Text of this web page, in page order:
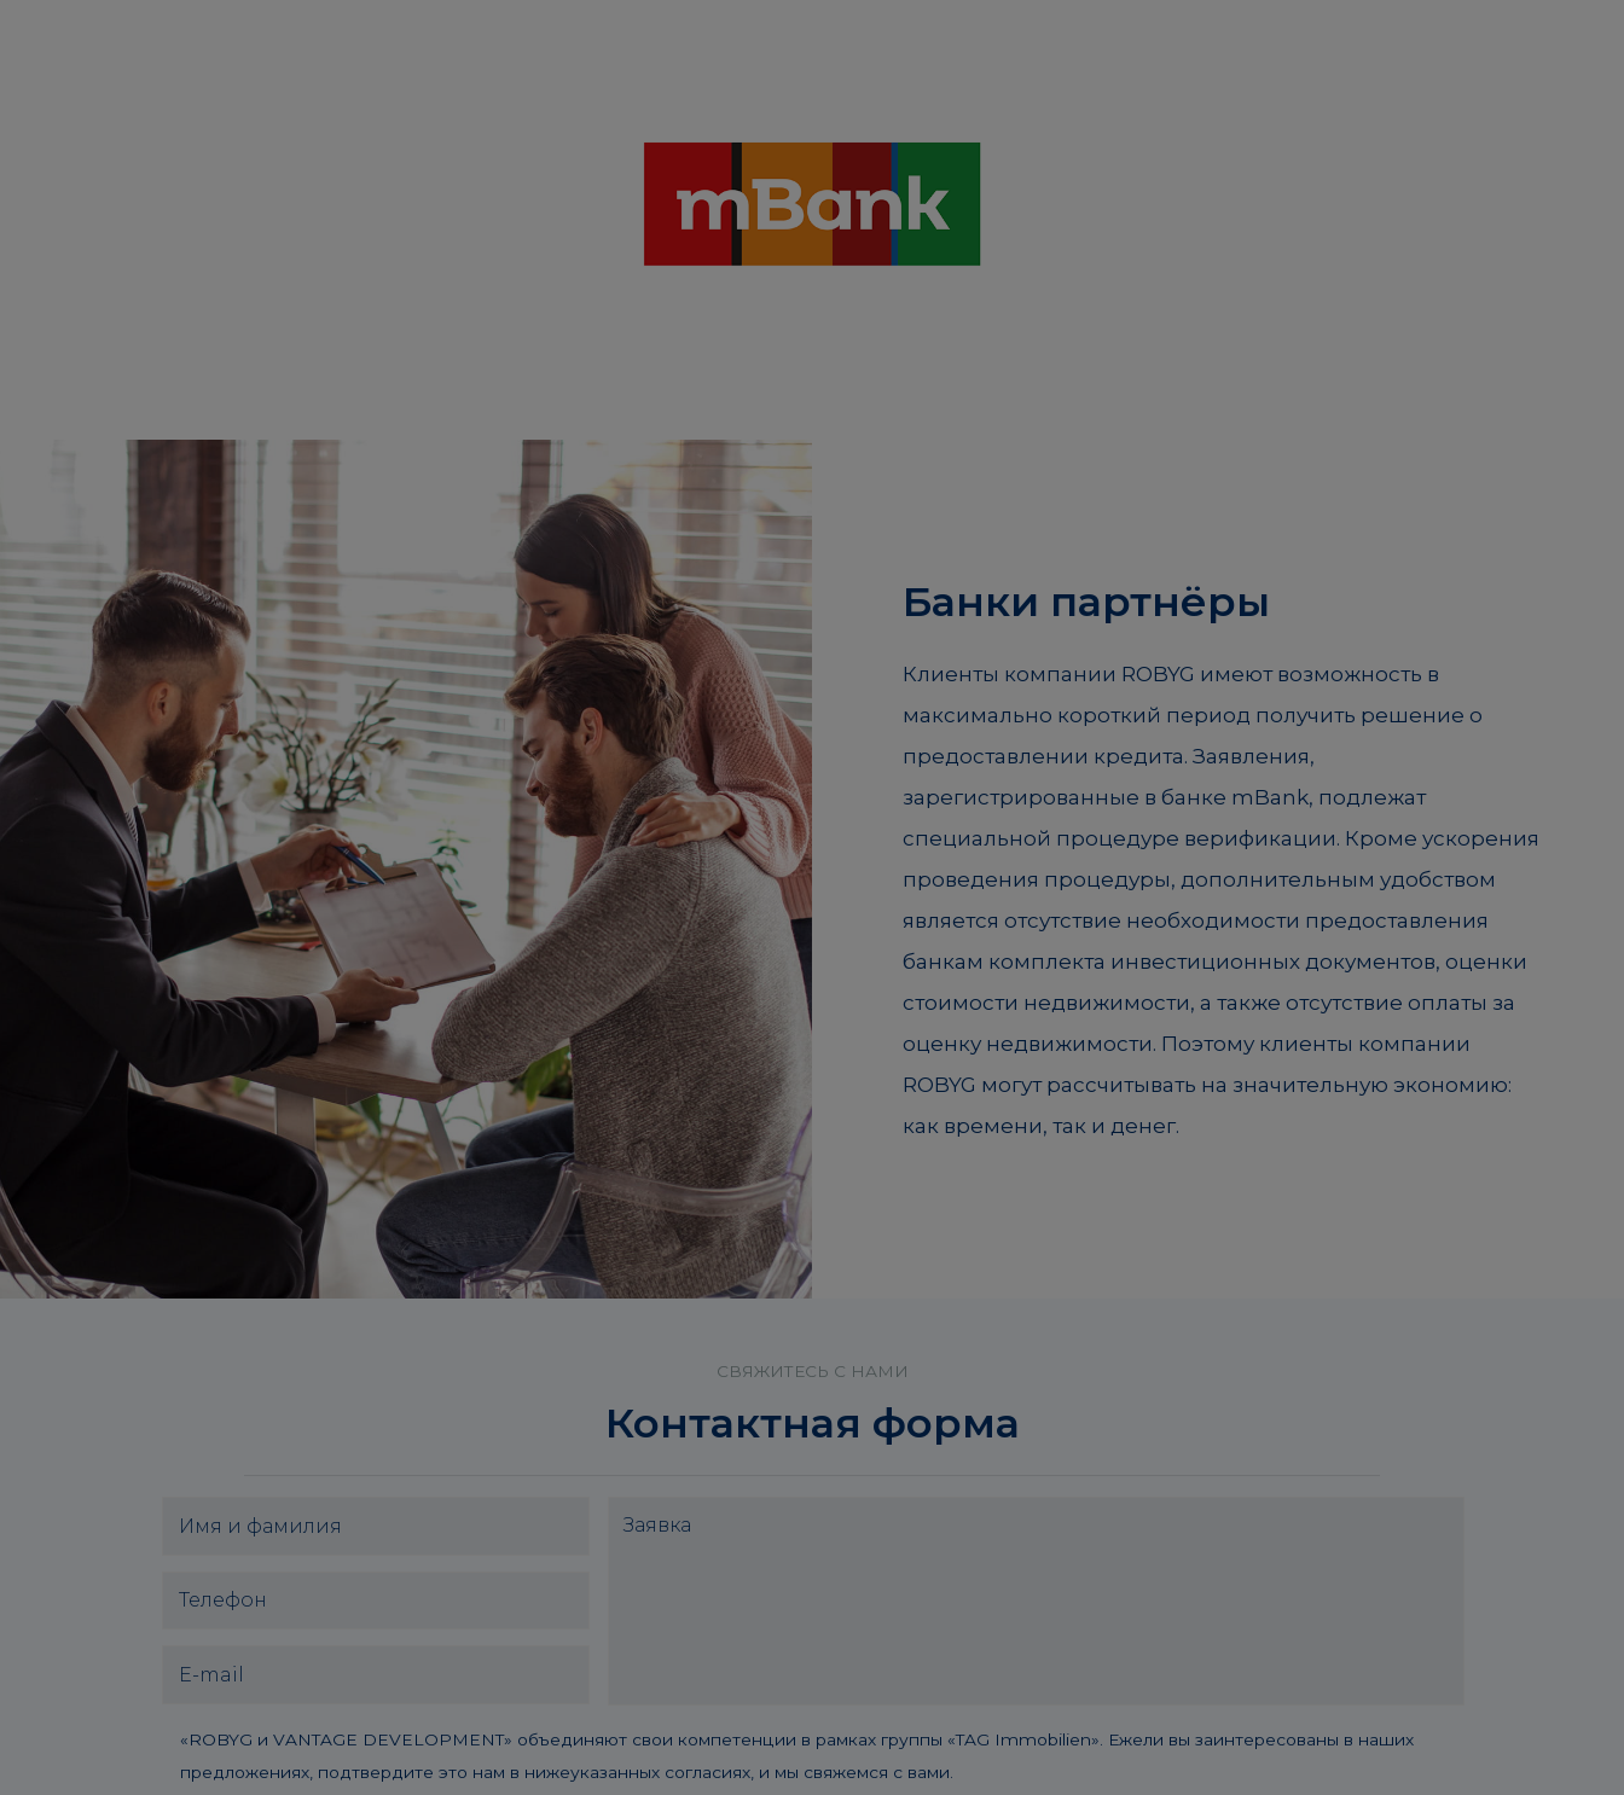
Банки партнёры
Клиенты компании ROBYG имеют возможность в
максимально короткий период получить решение о
предоставлении кредита. Заявления,
зарегистрированные в банке mBank, подлежат
специальной процедуре верификации. Кроме ускорения
проведения процедуры, дополнительным удобством
является отсутствие необходимости предоставления
банкам комплекта инвестиционных документов, оценки
стоимости недвижимости, а также отсутствие оплаты за
оценку недвижимости. Поэтому клиенты компании
ROBYG могут рассчитывать на значительную экономию:
как времени, так и денег.
СВЯЖИТЕСЬ С НАМИ
Контактная форма
«ROBYG и VANTAGE DEVELOPMENT» объединяют свои компетенции в рамках группы «TAG Immobilien». Ежели вы заинтересованы в наших
предложениях, подтвердите это нам в нижеуказанных согласиях, и мы свяжемся с вами.